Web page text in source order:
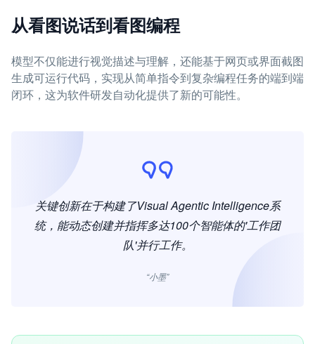
从看图说话到看图编程
模型不仅能进行视觉描述与理解，还能基于网页或界面截图
生成可运行代码，实现从简单指令到复杂编程任务的端到端
闭环，这为软件研发自动化提供了新的可能性。
关键创新在于构建了Visual Agentic Intelligence系
统，能动态创建并指挥多达100个智能体的'工作团
队'并行工作。
“小墨”